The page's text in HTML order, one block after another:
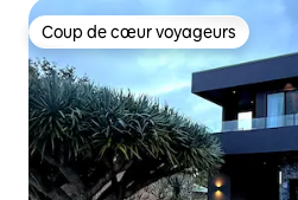
Coup de cœur voyageurs
Coup de cœur voyageurs